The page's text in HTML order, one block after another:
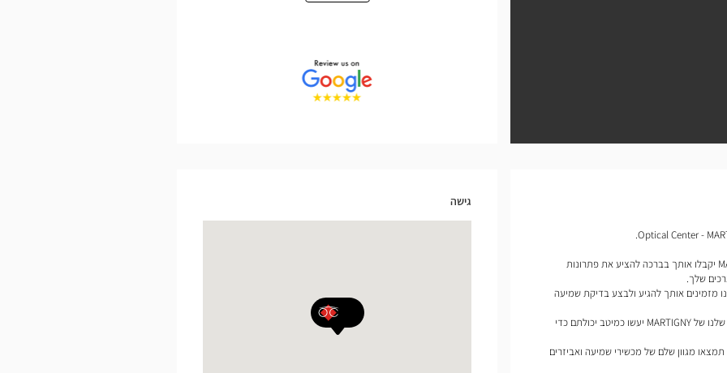
מומחי מכשירי השמיעה שלנו של MARTIGNY יקבלו אותך בברכה להציע את פתרונות
שלך.
מזמינים אותך להגיע ולבצע בדיקת שמיעה
לפי הפרופיל שלך, מומחי מכשירי השמיעה שלנו של MARTIGNY יעשו כמיטב יכולתם כדי
בחנות שלנו Optical Center - MARTIGNY תמצאו מגוון שלם של מכשירי שמיעה ואביזרים
גישה